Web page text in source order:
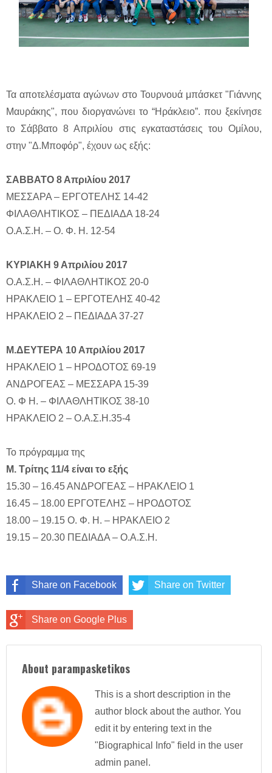
Τα αποτελέσματα αγώνων στο Τουρνουά μπάσκετ "Γιάννης
Μαυράκης", που διοργανώνει το “Ηράκλειο”. που ξεκίνησε
το Σάββατο 8 Απριλίου στις εγκαταστάσεις του Ομίλου,
στην "Δ.Μποφόρ", έχουν ως εξής:
ΣΑΒΒΑΤΟ 8 Απριλίου 2017
ΜΕΣΣΑΡΑ – ΕΡΓΟΤΕΛΗΣ 14-42
ΦΙΛΑΘΛΗΤΙΚΟΣ – ΠΕΔΙΑΔΑ 18-24
Ο.Α.Σ.Η. – Ο. Φ. Η. 12-54
ΚΥΡΙΑΚΗ 9 Απριλίου 2017
Ο.Α.Σ.Η. – ΦΙΛΑΘΛΗΤΙΚΟΣ 20-0
ΗΡΑΚΛΕΙΟ 1 – ΕΡΓΟΤΕΛΗΣ 40-42
ΗΡΑΚΛΕΙΟ 2 – ΠΕΔΙΑΔΑ 37-27
Μ.ΔΕΥΤΕΡΑ 10 Απριλίου 2017
ΗΡΑΚΛΕΙΟ 1 – ΗΡΟΔΟΤΟΣ 69-19
ΑΝΔΡΟΓΕΑΣ – ΜΕΣΣΑΡΑ 15-39
Ο. Φ Η. – ΦΙΛΑΘΛΗΤΙΚΟΣ 38-10
ΗΡΑΚΛΕΙΟ 2 – Ο.Α.Σ.Η.35-4
Το πρόγραμμα της
Μ. Τρίτης 11/4 είναι το εξής
15.30 – 16.45ΑΝΔΡΟΓΕΑΣ – ΗΡΑΚΛΕΙΟ 1
16.45 – 18.00 ΕΡΓΟΤΕΛΗΣ – ΗΡΟΔΟΤΟΣ
18.00 – 19.15 Ο. Φ. Η. – ΗΡΑΚΛΕΙΟ 2
19.15 – 20.30 ΠΕΔΙΑΔΑ – Ο.Α.Σ.Η.
Share on Facebook Share on Twitter
Share on Google Plus
About parampasketikos
This is a short description in the
author block about the author. You
edit it by entering text in the
"Biographical Info" field in the user
admin panel.